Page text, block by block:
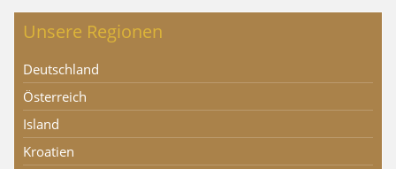
Unsere Regionen
Deutschland
Österreich
Island
Kroatien